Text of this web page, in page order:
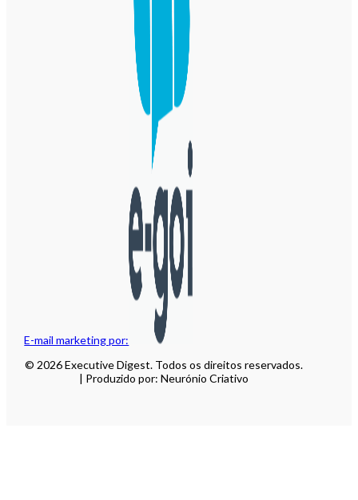
E-mail marketing por:
© 2026 Executive Digest. Todos os direitos reservados.
| Produzido por: Neurónio Criativo